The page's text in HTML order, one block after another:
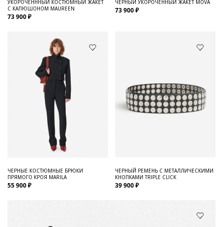
УКОРОЧЕНННЫЙ КОСТЮМНЫЙ ЖАКЕТ
С КАПЮШОНОМ MAUREEN
73 900 ₽
ЧЕРНЫЙ УКОРОЧЕННЫЙ ЖАКЕТ MOVA
73 900 ₽
ЧЕРНЫЕ КОСТЮМНЫЕ БРЮКИ
ПРЯМОГО КРОЯ MARILA
55 900 ₽
ЧЕРНЫЙ РЕМЕНЬ С МЕТАЛЛИЧЕСКИМИ
КНОПКАМИ TRIPLE CLICK
39 900 ₽